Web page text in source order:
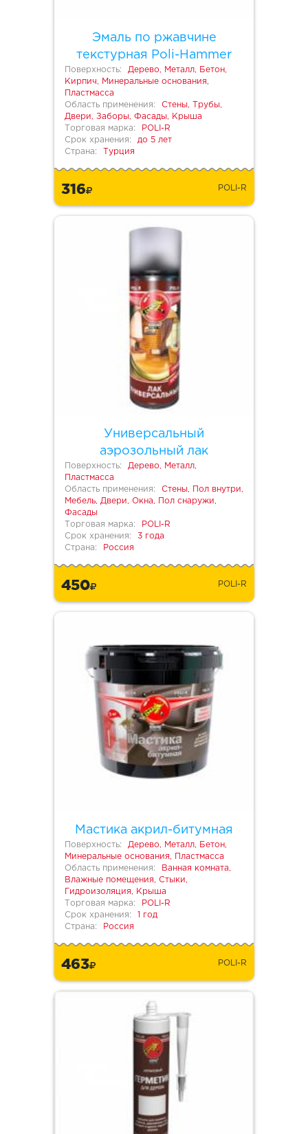
Эмаль по ржавчине
текстурная Poli-Hammer
Поверхность:
Дерево, Металл, Бетон,
Кирпич, Минеральные основания,
Пластмасса
Область применения:
Стены, Трубы,
Двери, Заборы, Фасады, Крыша
Торговая марка:
POLI-R
Срок хранения:
до 5 лет
Страна:
Турция
316 POLI-R
Универсальный
аэрозольный лак
Поверхность:
Дерево, Металл,
Пластмасса
Область применения:
Стены, Пол внутри,
Мебель, Двери, Окна, Пол снаружи,
Фасады
Торговая марка:
POLI-R
Срок хранения:
3 года
Страна:
Россия
450 POLI-R
Мастика акрил-битумная
Поверхность:
Дерево, Металл, Бетон,
Минеральные основания, Пластмасса
Область применения:
Ванная комната,
Влажные помещения, Стыки,
Гидроизоляция, Крыша
Торговая марка:
POLI-R
Срок хранения:
1 год
Страна:
Россия
463 POLI-R